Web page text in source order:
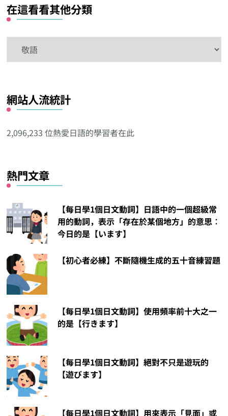
在這看看其他分類
其
他
類
網站人流統計
2,096,233 位熱愛日語的學習者在此
熱門文章
【每日學1個日文動詞】日語中的一個超級常
用的動詞，表示「存在於某個地方」的意思︰
今日的是【います】
【初心者必練】不斷隨機生成的五十音練習題
【每日學1個日文動詞】使用頻率前十大之一
的是【行きます】
【每日學1個日文動詞】絕對不只是遊玩的
【遊びます】
【每日學1個日文動詞】用來表示「見面」或